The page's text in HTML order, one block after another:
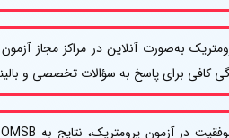
به‌صورت آنلاین در مراکز مجاز
کافی برای پاسخ به سؤالات تخصصی و